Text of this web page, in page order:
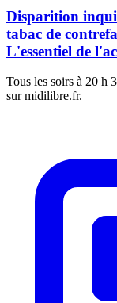
Disparition
tabac de
L'essentiel de
Tous les soirs à 20 h
sur midilibre.fr.